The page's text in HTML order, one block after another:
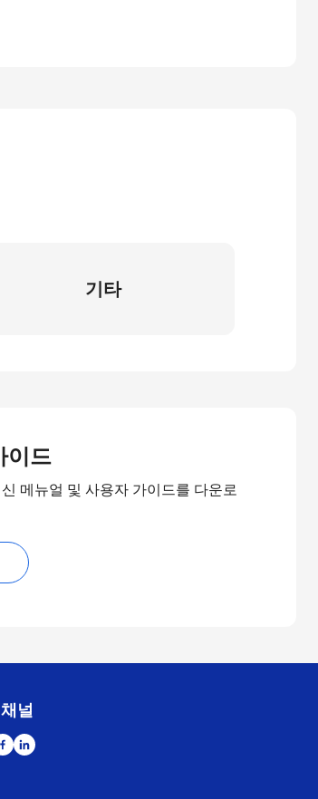
기타
이드
메뉴얼 및 사용자 가이드를 다운로
널